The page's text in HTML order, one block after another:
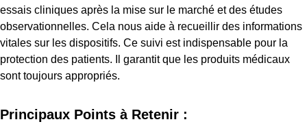
essais cliniques après la mise sur le marché et des études
observationnelles. Cela nous aide à recueillir des informations
vitales sur les dispositifs. Ce suivi est indispensable pour la
protection des patients. Il garantit que les produits médicaux
sont toujours appropriés.
Principaux Points à Retenir :